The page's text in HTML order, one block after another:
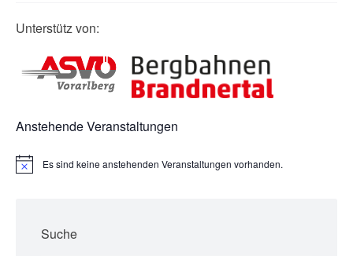
Unterstütz von:
Anstehende Veranstaltungen
H
Es sind keine anstehenden Veranstaltungen vorhanden.
Suche